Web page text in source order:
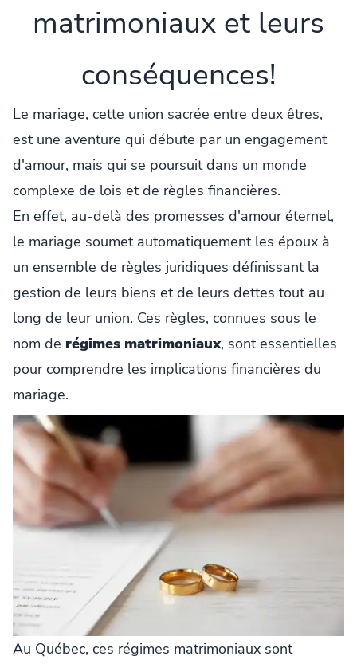
matrimoniaux et leurs
conséquences!
Le mariage, cette union sacrée entre deux êtres,
est une aventure qui débute par un engagement
d'amour, mais qui se poursuit dans un monde
complexe de lois et de règles financières.
En effet, au-delà des promesses d'amour éternel,
le mariage soumet automatiquement les époux à
un ensemble de règles juridiques définissant la
gestion de leurs biens et de leurs dettes tout au
long de leur union. Ces règles, connues sous le
nom de régimes matrimoniaux, sont essentielles
pour comprendre les implications financières du
mariage.
Au Québec, ces régimes matrimoniaux sont